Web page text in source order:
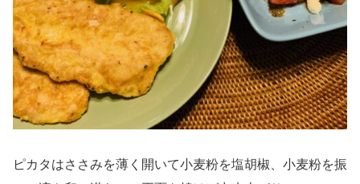
ピカタはささみを薄く開いて小麦粉を塩胡椒、小麦粉を振